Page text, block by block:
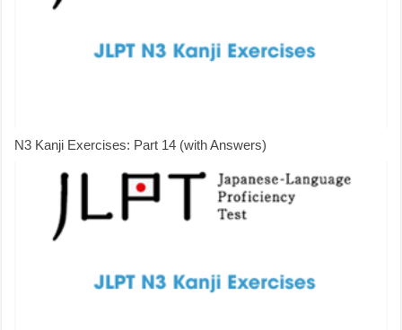
N3 Kanji Exercises: Part 14 (with Answers)